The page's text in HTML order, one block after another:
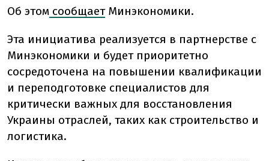
Об этом сообщаетМинэкономики.
Эта инициатива реализуется в партнерстве с
Минэкономики и будет приоритетно
сосредоточена на повышении квалификации
и переподготовке специалистов для
критически важных для восстановления
Украины отраслей, таких как строительство и
логистика.